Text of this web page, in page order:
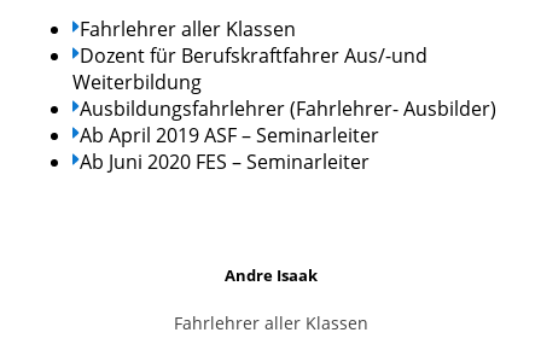
Fahrlehrer aller Klassen
Dozent für Berufskraftfahrer Aus/-und
Weiterbildung
Ausbildungsfahrlehrer (Fahrlehrer- Ausbilder)
Ab April 2019 ASF – Seminarleiter
Ab Juni 2020 FES – Seminarleiter
Andre Isaak
Fahrlehrer aller Klassen